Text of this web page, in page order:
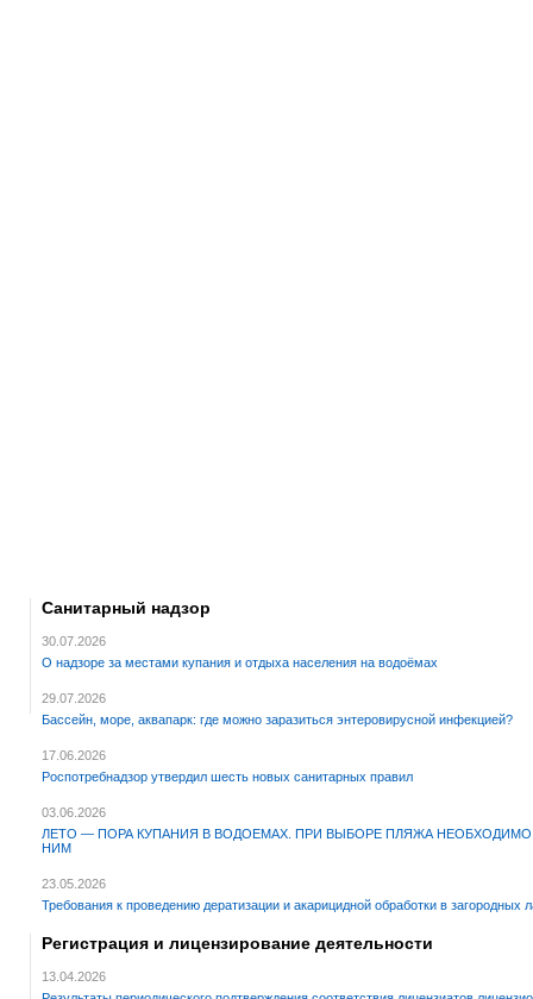
Санитарный надзор
30.07.2026
О надзоре за местами купания и отдыха населения на водоёмах
29.07.2026
Бассейн, море, аквапарк: где можно заразиться энтеровирусной инфекцией?
17.06.2026
Роспотребнадзор утвердил шесть новых санитарных правил
03.06.2026
ЛЕТО — ПОРА КУПАНИЯ В ВОДОЕМАХ. ПРИ ВЫБОРЕ ПЛЯЖА
НИМ
23.05.2026
Требования к проведению дератизации и акарицидной обработки в загородных
Регистрация и лицензирование деятельности
13.04.2026